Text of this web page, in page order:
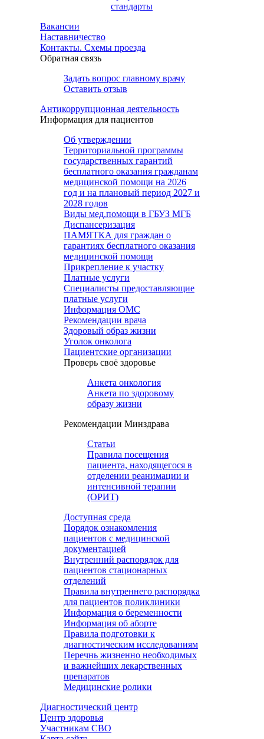
стандарты
Вакансии
Наставничество
Контакты. Схемы проезда
Обратная связь
Задать вопрос главному врачу
Оставить отзыв
Антикоррупционная деятельность
Информация для пациентов
Об утверждении
Территориальной программы
государственных гарантий
бесплатного оказания гражданам
медицинской помощи на 2026
год и на плановый период 2027 и
2028 годов
Виды мед.помощи в ГБУЗ МГБ
Диспансеризация
ПАМЯТКА для граждан о
гарантиях бесплатного оказания
медицинской помощи
Прикрепление к участку
Платные услуги
Специалисты предоставляющие
платные услуги
Информация ОМС
Рекомендации врача
Здоровый образ жизни
Уголок онколога
Пациентские организации
Проверь своё здоровье
Анкета онкология
Анкета по здоровому
образу жизни
Рекомендации Минздрава
Статьи
Правила посещения
пациента, находящегося в
отделении реанимации и
интенсивной терапии
(ОРИТ)
Доступная среда
Порядок ознакомления
пациентов с медицинской
документацией
Внутренний распорядок для
пациентов стационарных
отделений
Правила внутреннего распорядка
для пациентов поликлиники
Информация о беременности
Информация об аборте
Правила подготовки к
диагностическим исследованиям
Перечнь жизненно необходимых
и важнейших лекарственных
препаратов
Медицинские ролики
Диагностический центр
Центр здоровья
Участникам СВО